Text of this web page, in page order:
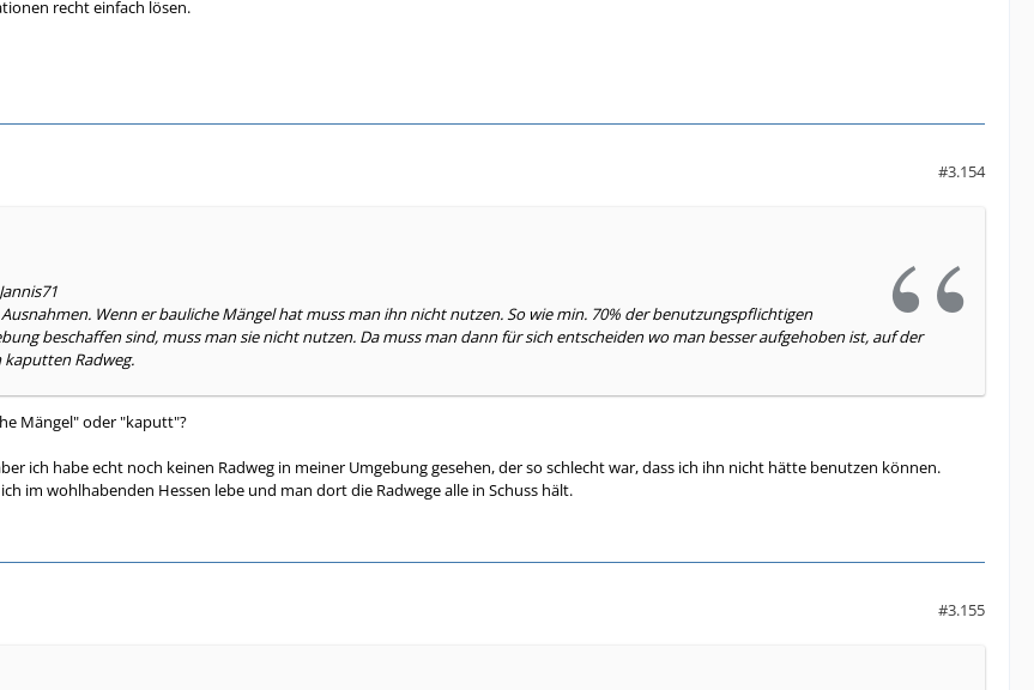
recht einfach lösen.
#3.154
Wenn er bauliche Mängel hat muss man ihn nicht nutzen. So wie min. 70% der benutzungspflichtigen
beschaffen sind, muss man sie nicht nutzen. Da muss man dann für sich entscheiden wo man besser aufgehoben ist, auf der
Radweg.
Mängel" oder "kaputt"?
ich habe echt noch keinen Radweg in meiner Umgebung gesehen, der so schlecht war, dass ich ihn nicht hätte benutzen können.
im wohlhabenden Hessen lebe und man dort die Radwege alle in Schuss hält.
#3.155